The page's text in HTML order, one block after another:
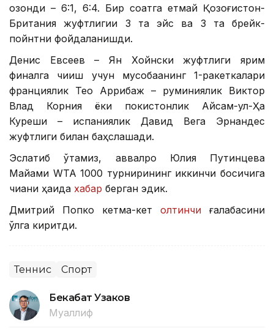
қозонди – 6:1, 6:4. Бир соатга етмай Қозоғистон-
Британия жуфтлигии 3 та эйс ва 3 та брейк-
пойнтни фойдаланишди.
Денис Евсеев – Ян Хойнски жуфтлиги ярим
финалга чиқиш учун мусобақанинг 1-ракеткалари
франциялик Тео Аррибаж – руминиялик Виктор
Влад Корния ёки покистонлик Айсам-ул-Ҳақ
Куреши – испаниялик Давид Вега Эрнандес
жуфтлиги билан баҳслашади.
Эслатиб ўтамиз, аввалроқ Юлия Путинцева
Майами WТА 1000 турнирининг иккинчи босқичига
чиққани ҳақида хабар берган эдик.
Дмитрий Попко кетма-кет олтинчи ғалабасини
қўлга киритди.
Теннис Спорт
Бекабат Узаков
Муаллиф